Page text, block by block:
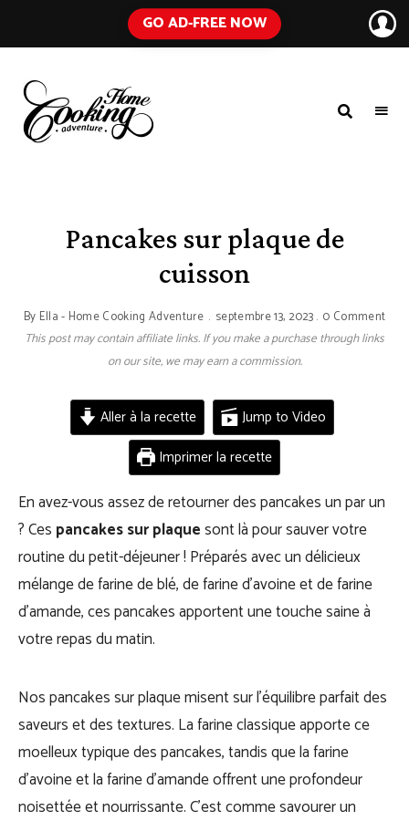
GO AD-FREE NOW
IngredientsPancakes sur plaque de
cuisson
By Ella - Home Cooking Adventure septembre 13, 2023 0 Comment
This post may contain affiliate links. If you make a purchase through links
on our site, we may earn a commission.
Aller à la recette
Jump to Video
Imprimer la recette
En avez-vous assez de retourner des pancakes un par un
? Ces pancakes sur plaquesont là pour sauver votre
routine du petit-déjeuner ! Préparés avec un délicieux
mélange de farine de blé, de farine d’avoine et de farine
d’amande, ces pancakes apportent une touche saine à
votre repas du matin.
Nos pancakes sur plaque misent sur l’équilibre parfait des
saveurs et des textures. La farine classique apporte ce
moelleux typique des pancakes, tandis que la farine
d’avoine et la farine d’amande offrent une profondeur
noisettée et nourrissante. C’est comme savourer un